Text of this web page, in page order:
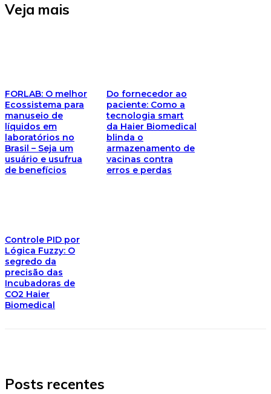
Veja mais
FORLAB: O melhor
Ecossistema para
manuseio de
líquidos em
laboratórios no
Brasil – Seja um
usuário e usufrua
de benefícios
Do fornecedor ao
paciente: Como a
tecnologia smart
da Haier Biomedical
blinda o
armazenamento de
vacinas contra
erros e perdas
Controle PID por
Lógica Fuzzy: O
segredo da
precisão das
Incubadoras de
CO2 Haier
Biomedical
Posts recentes